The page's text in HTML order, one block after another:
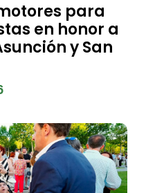
para
en honor a
y San